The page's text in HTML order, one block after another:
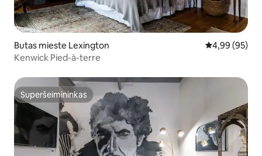
Butas mieste Lexington Vidutinis
4,99 (95)
Kenwick Pied-à-terre
Superšeimininkas
Superšeimininkas